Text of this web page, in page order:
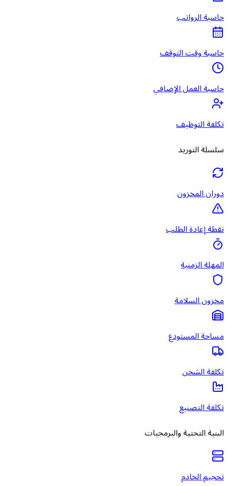
حاسبة الرواتب
حاسبة وقت التوقف
حاسبة العمل الإضافي
تكلفة التوظيف
سلسلة التوريد
دوران المخزون
نقطة إعادة الطلب
المهلة الزمنية
مخزون السلامة
مساحة المستودع
تكلفة الشحن
تكلفة التصنيع
البنية التحتية والبرمجيات
تحجيم الخادم